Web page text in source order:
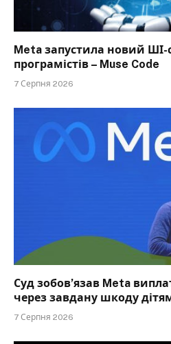
Meta запустила новий ШІ-
програмістів – Muse Code
7 Серпня 2026
Суд зобов’язав Meta
через завдану шкоду
7 Серпня 2026